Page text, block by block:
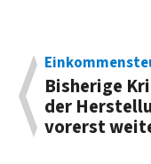
Bisherige
der
vorerst